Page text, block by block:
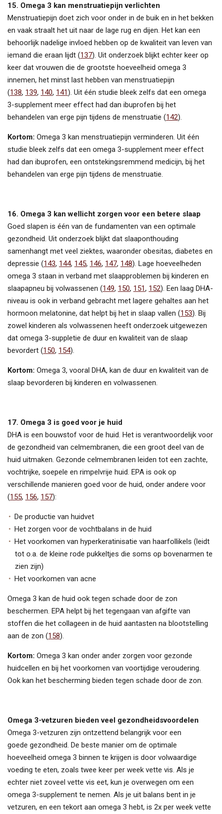
15. Omega 3 kan menstruatiepijn verlichten
Menstruatiepijn doet zich voor onder in de buik en in het bekken
en vaak straalt het uit naar de lage rug en dijen. Het kan een
behoorlijk nadelige invloed hebben op de kwaliteit van leven van
iemand die eraan lijdt (137). Uit onderzoek blijkt echter keer op
keer dat vrouwen die de grootste hoeveelheid omega 3
innemen, het minst last hebben van menstruatiepijn
(138, 139, 140, 141). Uit één studie bleek zelfs dat een omega
3-supplement meer effect had dan ibuprofen bij het
behandelen van erge pijn tijdens de menstruatie (142).
Kortom: Omega 3 kan menstruatiepijn verminderen. Uit één
studie bleek zelfs dat een omega 3-supplement meer effect
had dan ibuprofen, een ontstekingsremmend medicijn, bij het
behandelen van erge pijn tijdens de menstruatie.
16. Omega 3 kan wellicht zorgen voor een betere slaap
Goed slapen is één van de fundamenten van een optimale
gezondheid. Uit onderzoek blijkt dat slaaponthouding
samenhangt met veel ziektes, waaronder obesitas, diabetes en
depressie (143, 144, 145, 146, 147, 148). Lage hoeveelheden
omega 3 staan in verband met slaapproblemen bij kinderen en
slaapapneu bij volwassenen (149, 150, 151, 152). Een laag DHA-
niveau is ook in verband gebracht met lagere gehaltes aan het
hormoon melatonine, dat helpt bij het in slaap vallen (153). Bij
zowel kinderen als volwassenen heeft onderzoek uitgewezen
dat omega 3-suppletie de duur en kwaliteit van de slaap
bevordert (150, 154).
Kortom: Omega 3, vooral DHA, kan de duur en kwaliteit van de
slaap bevorderen bij kinderen en volwassenen.
17. Omega 3 is goed voor je huid
DHA is een bouwstof voor de huid. Het is verantwoordelijk voor
de gezondheid van celmembranen, die een groot deel van de
huid uitmaken. Gezonde celmembranen leiden tot een zachte,
vochtrijke, soepele en rimpelvrije huid. EPA is ook op
verschillende manieren goed voor de huid, onder andere voor
(155, 156, 157):
De productie van huidvet
Het zorgen voor de vochtbalans in de huid
Het voorkomen van hyperkeratinisatie van haarfollikels (leidt
tot o.a. de kleine rode pukkeltjes die soms op bovenarmen te
zien zijn)
Het voorkomen van acne
Omega 3 kan de huid ook tegen schade door de zon
beschermen. EPA helpt bij het tegengaan van afgifte van
stoffen die het collageen in de huid aantasten na blootstelling
aan de zon (158).
Kortom: Omega 3 kan onder ander zorgen voor gezonde
huidcellen en bij het voorkomen van voortijdige veroudering.
Ook kan het bescherming bieden tegen schade door de zon.
Omega 3-vetzuren bieden veel gezondheidsvoordelen
Omega 3-vetzuren zijn ontzettend belangrijk voor een
goede gezondheid. De beste manier om de optimale
hoeveelheid omega 3 binnen te krijgen is door volwaardige
voeding te eten, zoals twee keer per week vette vis. Als je
echter niet zoveel vette vis eet, kun je overwegen om een
omega 3-supplement te nemen. Als je uit balans bent in je
vetzuren, en een tekort aan omega 3 hebt, is 2x per week vette